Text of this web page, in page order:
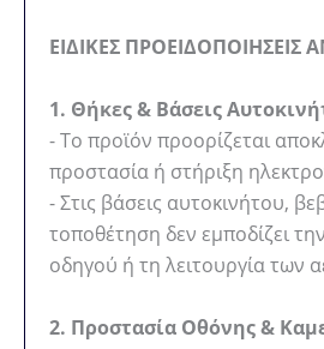
ΕΙΔΙΚΕΣ ΠΡΟΕΙΔΟΠΟΙΗΣΕΙΣ
1. Θήκες & Βάσεις
- Το προϊόν προορίζεται
προστασία ή στήριξη
- Στις βάσεις αυτοκινήτου,
τοποθέτηση δεν εμποδίζει
οδηγού ή τη λειτουργία των
2. Προστασία Οθόνης &